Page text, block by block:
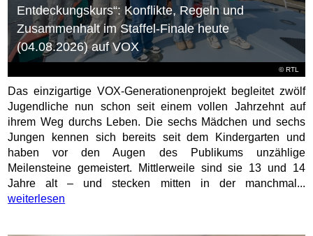
©RTL
Entdeckungskurs“: Konflikte, Regeln und
Zusammenhalt im Staffel-Finale heute
(04.08.2026) auf VOX
Das einzigartige VOX-Generationenprojekt begleitet zwölf
Jugendliche nun schon seit einem vollen Jahrzehnt auf
ihrem Weg durchs Leben. Die sechs Mädchen und sechs
Jungen kennen sich bereits seit dem Kindergarten und
haben vor den Augen des Publikums unzählige
Meilensteine gemeistert. Mittlerweile sind sie 13 und 14
Jahre alt – und stecken mitten in der manchmal...
weiterlesen